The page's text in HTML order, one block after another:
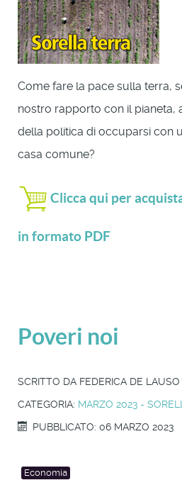
Come fare la pace sulla terra,
nostro rapporto con il pianeta,
della politica di occuparsi con
casa comune?
Clicca qui per
in formato PDF
Poveri noi
SCRITTO DA FEDERICA DE LAUSO
CATEGORIA: MARZO 2023 -
PUBBLICATO: 06 MARZO 2023
Economia